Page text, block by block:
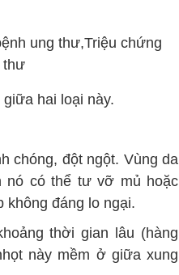
hai loại này.
chóng, đột ngột. Vùng da
nó có thể tư vỡ mủ hoặc
không đáng lo ngại.
thời gian lâu (hàng
này mềm ở giữa xung